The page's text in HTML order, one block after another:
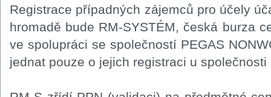
Registrace případných zájemců pro účely
hromadě bude RM-SYSTÉM, česká burza
ve spolupráci se společností PEGAS
jednat pouze o jejich registraci u společnosti